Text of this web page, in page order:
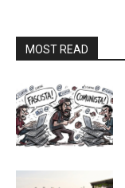
MOST READ